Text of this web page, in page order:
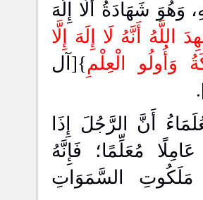
وَهُوَ شَهَادَةُ أَلَّا إِلَهَ
اللَّهُ أَنَّهُ لَا إِلَهَ إِلَّا
وَأُولُو الْعِلْمِ}[آل
أَنَّ الرَّجُلَ إِذَا
مُعَلِّمًا؛ فَإِنَّهُ
السَّمَوَاتِ